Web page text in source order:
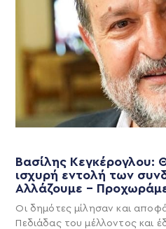
Βασίλης Κεγκέρογλου:
ισχυρή εντολή των
Αλλάζουμε –
Οι δημότες μίλησαν και
Πεδιάδας του μέλλοντος και